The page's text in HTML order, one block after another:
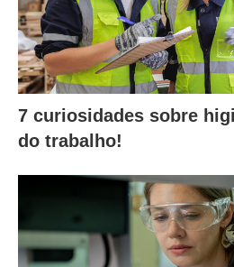
7 curiosidades sobre
do trabalho!